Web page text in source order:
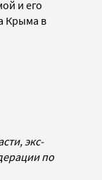
и его
Крыма в
экс-
по